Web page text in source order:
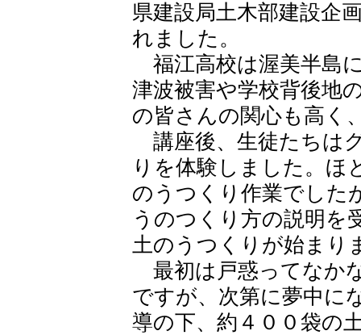
県建設局土木部建設企
れました。
福江高校は渥美半島
津波被害や学校背後地
の皆さんの関心も高く
講座後、生徒たちは
りを体験しました。ほ
のうつくり作業でした
うのつくり方の説明を
土のうつくりが始まり
最初は戸惑ってなか
ですが、次第に夢中に
導の下、約４００袋の